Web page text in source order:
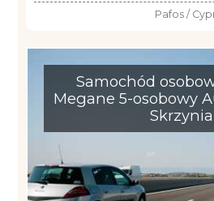
Pafos /
Samochód
Megane 5-osobowy
Skrzynia